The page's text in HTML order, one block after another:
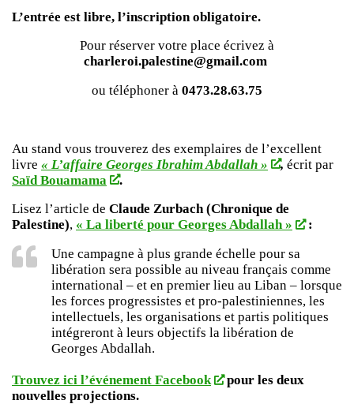
L’entrée est libre, l’inscription obligatoire.
Pour réserver votre place écrivez à
charleroi.palestine@gmail.com
ou téléphoner à 0473.28.63.75
Au stand vous trouverez des exemplaires de l’excellent
livre « L’affaire Georges Ibrahim Abdallah » , écrit par
Saïd Bouamama
.
Lisez l’article de Claude Zurbach (Chronique de
Palestine), « La liberté pour Georges Abdallah »
:
Une campagne à plus grande échelle pour sa
libération sera possible au niveau français comme
international – et en premier lieu au Liban – lorsque
les forces progressistes et pro-palestiniennes, les
intellectuels, les organisations et partis politiques
intégreront à leurs objectifs la libération de
Georges Abdallah.
Trouvez ici l’événement Facebook
pour les deux
nouvelles projections.